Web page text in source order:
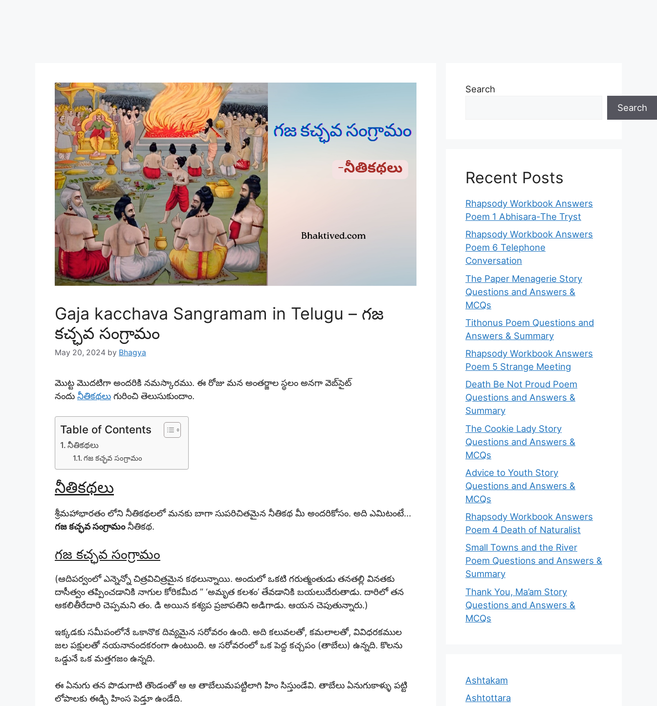
Gaja kacchava Sangramam in Telugu – గజ
కచ్ఛవ సంగ్రామం
May 20, 2024 by Bhagya
మొట్ట మొదటిగా అందరికి నమస్కారము. ఈ రోజు మన అంతర్జాల స్థలం అనగా వెబ్‌సైట్
నందు నీతికథలు గురించి తెలుసుకుందాం.
Table of Contents
నీతికథలు
గజ కచ్ఛవ సంగ్రామం
నీతికథలు
శ్రీమహాభారతం లోని నీతికథలలో మనకు బాగా సుపరిచితమైన నీతికథ మీ అందరికోసం. అది ఎమిటంటే…
గజ కచ్ఛవ సంగ్రామం నీతికథ.
గజ కచ్ఛవ సంగ్రామం
(ఆదిపర్వంలో ఎన్నెన్నో చిత్రవిచిత్రమైన కథలున్నాయి. అందులో ఒకటి గరుత్మంతుడు తనతల్లి వినతకు
దాసీత్వం తప్పించడానికి నాగుల కోరికమీద ” ‘అమృత కలశం’ తేవడానికి బయలుదేరుతాడు. దారిలో తన
ఆకలితీరేదారి చెప్పమని తం. డి అయిన కశ్యప ప్రజాపతిని అడిగాడు. ఆయన చెపుతున్నారు.)
ఇక్కడకు సమీపంలోనే ఒకానొక దివ్యమైన సరోవరం ఉంది. అది కలువలతో, కమలాలతో, వివిధరకముల
జల పక్షులతో నయనానందకరంగా ఉంటుంది. ఆ సరోవరంలో ఒక పెద్ద కచ్చపం (తాబేలు) ఉన్నది. కొలను
ఒడ్డునే ఒక మత్తగజం ఉన్నది.
ఈ ఏనుగు తన పొడుగాటి తొండంతో ఆ ఆ తాబేలుమపట్టిలాగి హిం సిస్తుండేవి. తాబేలు ఏనుగుకాళ్ళు పట్టి
లోపాలకు ఈడ్చి హింస పెడ్తూ ఉండేది.
Search
Search
Recent Posts
Rhapsody Workbook Answers
Poem 1 Abhisara-The Tryst
Rhapsody Workbook Answers
Poem 6 Telephone
Conversation
The Paper Menagerie Story
Questions and Answers &
MCQs
Tithonus Poem Questions and
Answers & Summary
Rhapsody Workbook Answers
Poem 5 Strange Meeting
Death Be Not Proud Poem
Questions and Answers &
Summary
The Cookie Lady Story
Questions and Answers &
MCQs
Advice to Youth Story
Questions and Answers &
MCQs
Rhapsody Workbook Answers
Poem 4 Death of Naturalist
Small Towns and the River
Poem Questions and Answers &
Summary
Thank You, Ma’am Story
Questions and Answers &
MCQs
Ashtakam
Ashtottara